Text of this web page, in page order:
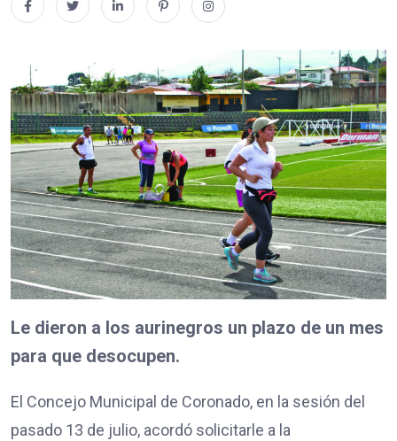
Le dieron a los aurinegros un plazo de un mes
para que desocupen.
El Concejo Municipal de Coronado, en la sesión del
pasado 13 de julio, acordó solicitarle a la